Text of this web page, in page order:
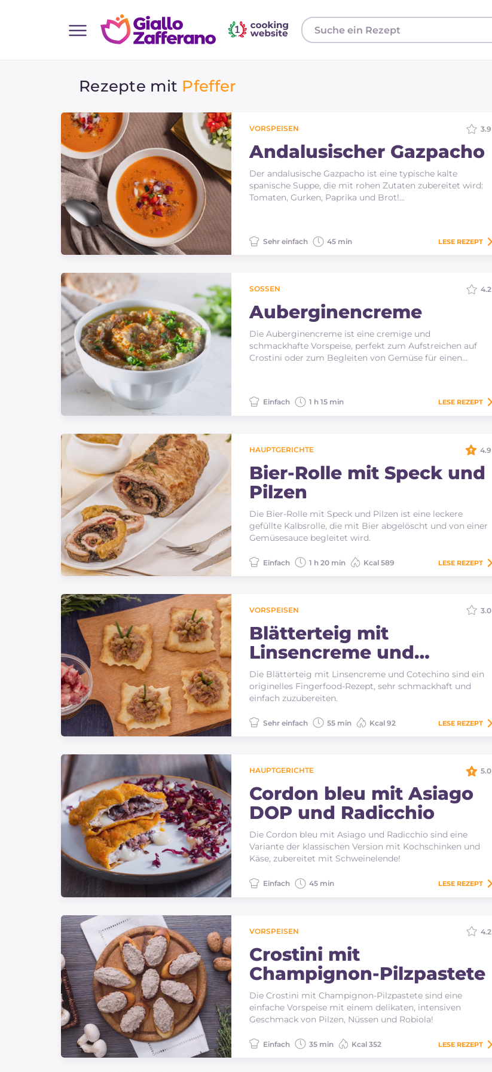
Hauptgerichte
Pizza und focaccia
Kuchen und Backwaren
Neueste rezepte
IT Website
Instagram
YouTube
Rezepte mit Pfeffer
VORSPEISEN
Andalusischer Gazpacho
Der andalusische Gazpacho ist eine typische kalte
spanische Suppe, die mit rohen Zutaten zubereitet wird:
Tomaten, Gurken, Paprika und Brot!…
3.9
Sehr einfach 45 min LESE REZEPT
SOSSEN
Auberginencreme
Die Auberginencreme ist eine cremige und
schmackhafte Vorspeise, perfekt zum Aufstreichen auf
Crostini oder zum Begleiten von Gemüse für einen…
4.2
Einfach 1 h 15 min LESE REZEPT
HAUPTGERICHTE
Bier-Rolle mit Speck und
Pilzen
Die Bier-Rolle mit Speck und Pilzen ist eine leckere
gefüllte Kalbsrolle, die mit Bier abgelöscht und von einer
Gemüsesauce begleitet wird.
4.9
Einfach 1 h 20 min Kcal 589 LESE REZEPT
VORSPEISEN
Blätterteig mit
Linsencreme und
Cotechino
Die Blätterteig mit Linsencreme und Cotechino sind ein
originelles Fingerfood-Rezept, sehr schmackhaft und
einfach zuzubereiten.
3.0
Sehr einfach 55 min Kcal 92 LESE REZEPT
HAUPTGERICHTE
Cordon bleu mit Asiago
DOP und Radicchio
Die Cordon bleu mit Asiago und Radicchio sind eine
Variante der klassischen Version mit Kochschinken und
Käse, zubereitet mit Schweinelende!
5.0
Einfach 45 min LESE REZEPT
VORSPEISEN
Crostini mit
Champignon-Pilzpastete
Die Crostini mit Champignon-Pilzpastete sind eine
einfache Vorspeise mit einem delikaten, intensiven
Geschmack von Pilzen, Nüssen und Robiola!
4.2
Einfach 35 min Kcal 352 LESE REZEPT